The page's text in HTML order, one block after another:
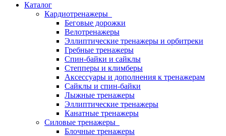
Каталог
Кардиотренажеры
Беговые дорожки
Велотренажеры
Эллиптические тренажеры и орбитреки
Гребные тренажеры
Спин-байки и сайклы
Степперы и климберы
Аксессуары и дополнения к тренажерам
Сайклы и спин-байки
Лыжные тренажеры
Эллиптические тренажеры
Канатные тренажеры
Силовые тренажеры
Блочные тренажеры